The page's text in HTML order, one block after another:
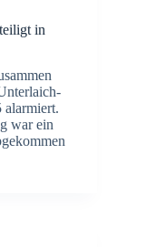
in
alar­miert.
war ein